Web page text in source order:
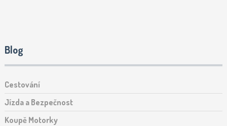
Blog
Cestování
Jízda a Bezpečnost
Koupě Motorky